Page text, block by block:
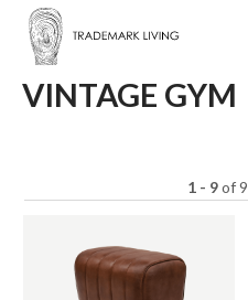
VINTAGE GYM
1 - 9of9